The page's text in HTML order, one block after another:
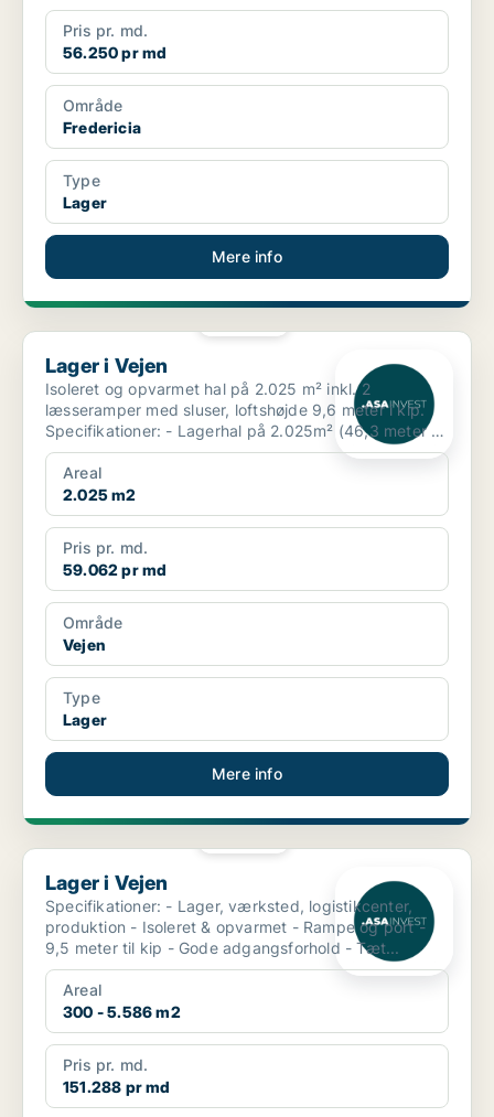
Pris pr. md.
56.250 pr md
Område
Fredericia
Type
Lager
Mere info
Lager i Vejen
Lager i Vejen
Isoleret og opvarmet hal på 2.025 m² inkl. 2
læsseramper med sluser, loftshøjde 9,6 meter i kip.
Specifikationer: - Lagerhal på 2.025m² (46,3 meter x
43,...
Areal
2.025 m2
Pris pr. md.
59.062 pr md
Område
Vejen
Type
Lager
Mere info
Lager i Vejen
Lager i Vejen
Specifikationer: - Lager, værksted, logistikcenter,
produktion - Isoleret & opvarmet - Rampe og port -
9,5 meter til kip - Gode adgangsforhold - Tæt...
Areal
300 - 5.586 m2
Pris pr. md.
151.288 pr md